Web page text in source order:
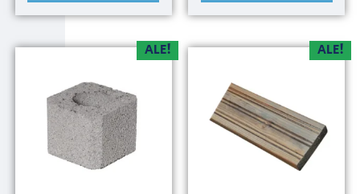
ALE! ALE!